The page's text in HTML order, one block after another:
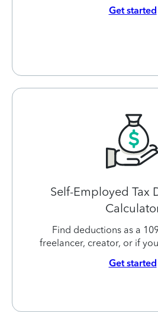
Get started
Self-Employed Tax
Find deductions as a
freelancer, creator, or if
Get started